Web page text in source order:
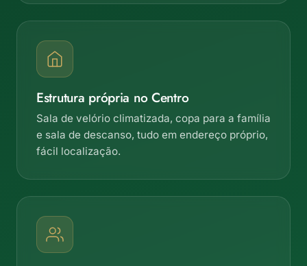
Estrutura própria no Centro
Sala de velório climatizada, copa para a família
e sala de descanso, tudo em endereço próprio,
fácil localização.